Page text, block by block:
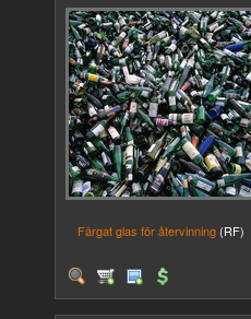
Färgat glas för återvinning (RF)